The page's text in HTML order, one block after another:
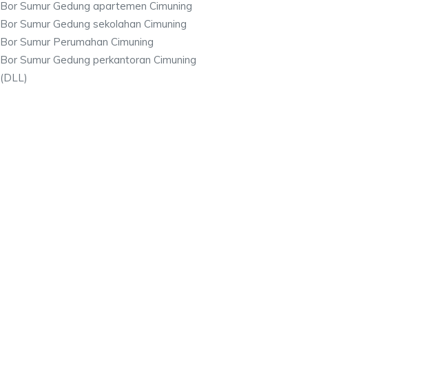
Bor Sumur Gedung apartemen Cimuning
Bor Sumur Gedung sekolahan Cimuning
Bor Sumur Perumahan Cimuning
Bor Sumur Gedung perkantoran Cimuning
(DLL)